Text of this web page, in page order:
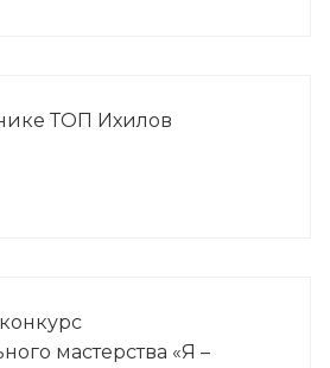
ТОП Ихилов
мастерства «Я –